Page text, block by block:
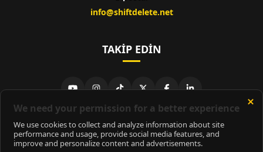
info@shiftdelete.net
TAKIP EDIN